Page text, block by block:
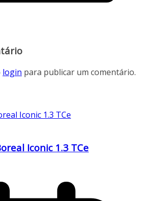
login para publicar um comentário.
Iconic 1.3 TCe